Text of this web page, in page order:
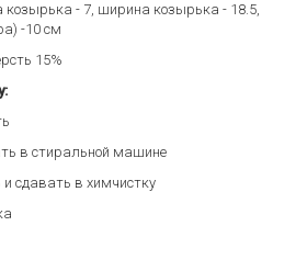
- 7, ширина козырька - 18.5,
-10 см
15%
в стиральной машине
сдавать в химчистку